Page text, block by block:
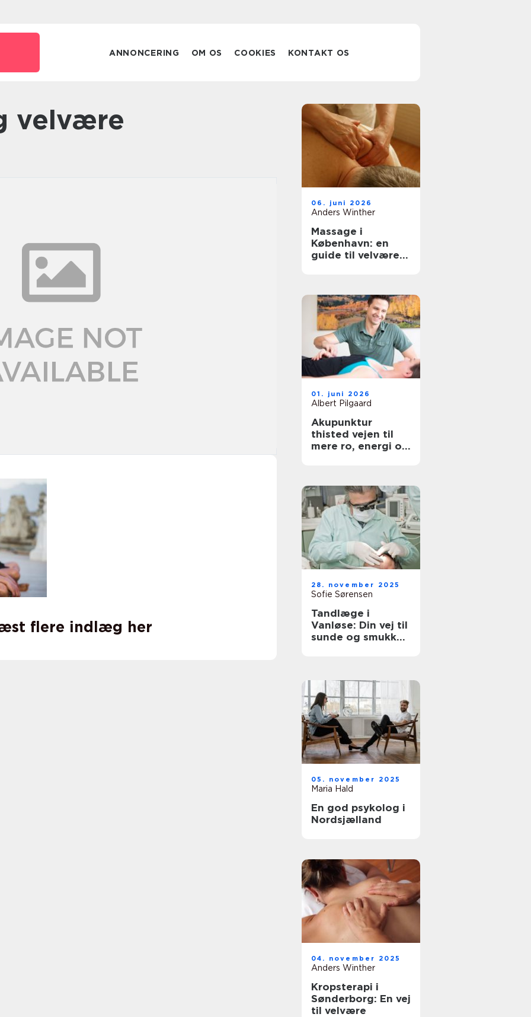
ANNONCERING OM OS COOKIES KONTAKT OS
velvære
flere indlæg her
06. juni 2026
Anders Winther
Massage i
København: en
guide til velvære i
01. juni 2026
Albert Pilgaard
Akupunktur
thisted vejen til
mere ro, energi og
28. november 2025
Sofie Sørensen
Tandlæge i
Vanløse: Din vej til
sunde og smukke
05. november 2025
Maria Hald
En god psykolog i
Nordsjælland
04. november 2025
Anders Winther
Kropsterapi i
Sønderborg: En vej
til velvære